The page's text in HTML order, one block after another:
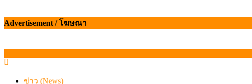
Advertisement / โฆษณา
ข่าว (News)